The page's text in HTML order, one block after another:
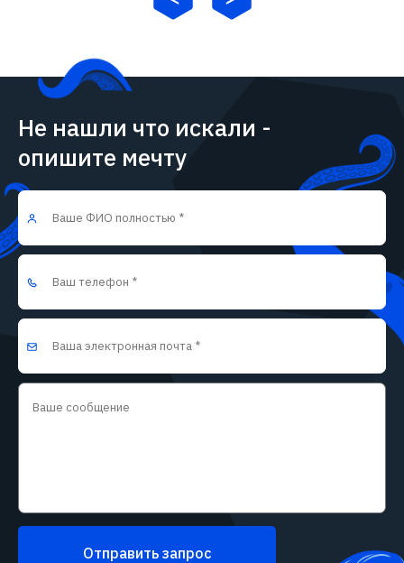
Не нашли что искали -
опишите мечту
Отправить запрос